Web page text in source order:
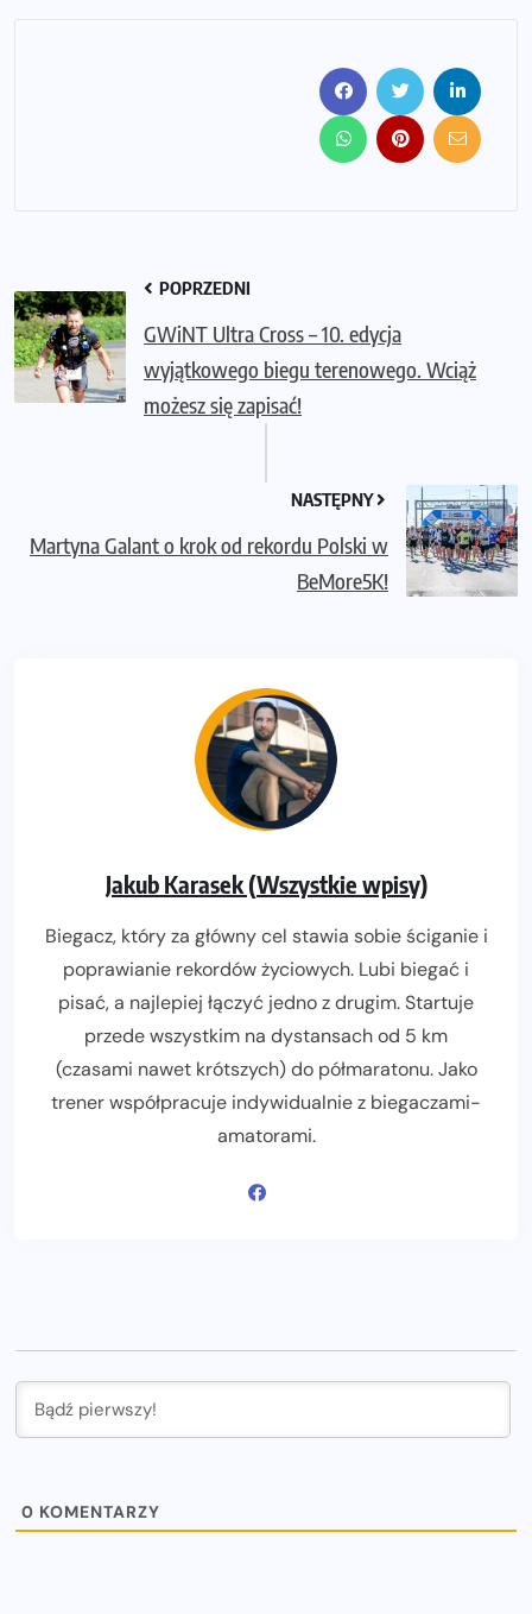
POPRZEDNI
GWiNT Ultra Cross – 10. edycja
wyjątkowego biegu terenowego. Wciąż
możesz się zapisać!
NASTĘPNY
Martyna Galant o krok od rekordu Polski w
BeMore5K!
Jakub Karasek (Wszystkie wpisy)
Biegacz, który za główny cel stawia sobie ściganie i
poprawianie rekordów życiowych. Lubi biegać i
pisać, a najlepiej łączyć jedno z drugim. Startuje
przede wszystkim na dystansach od 5 km
(czasami nawet krótszych) do półmaratonu. Jako
trener współpracuje indywidualnie z biegaczami-
amatorami.
0 KOMENTARZY